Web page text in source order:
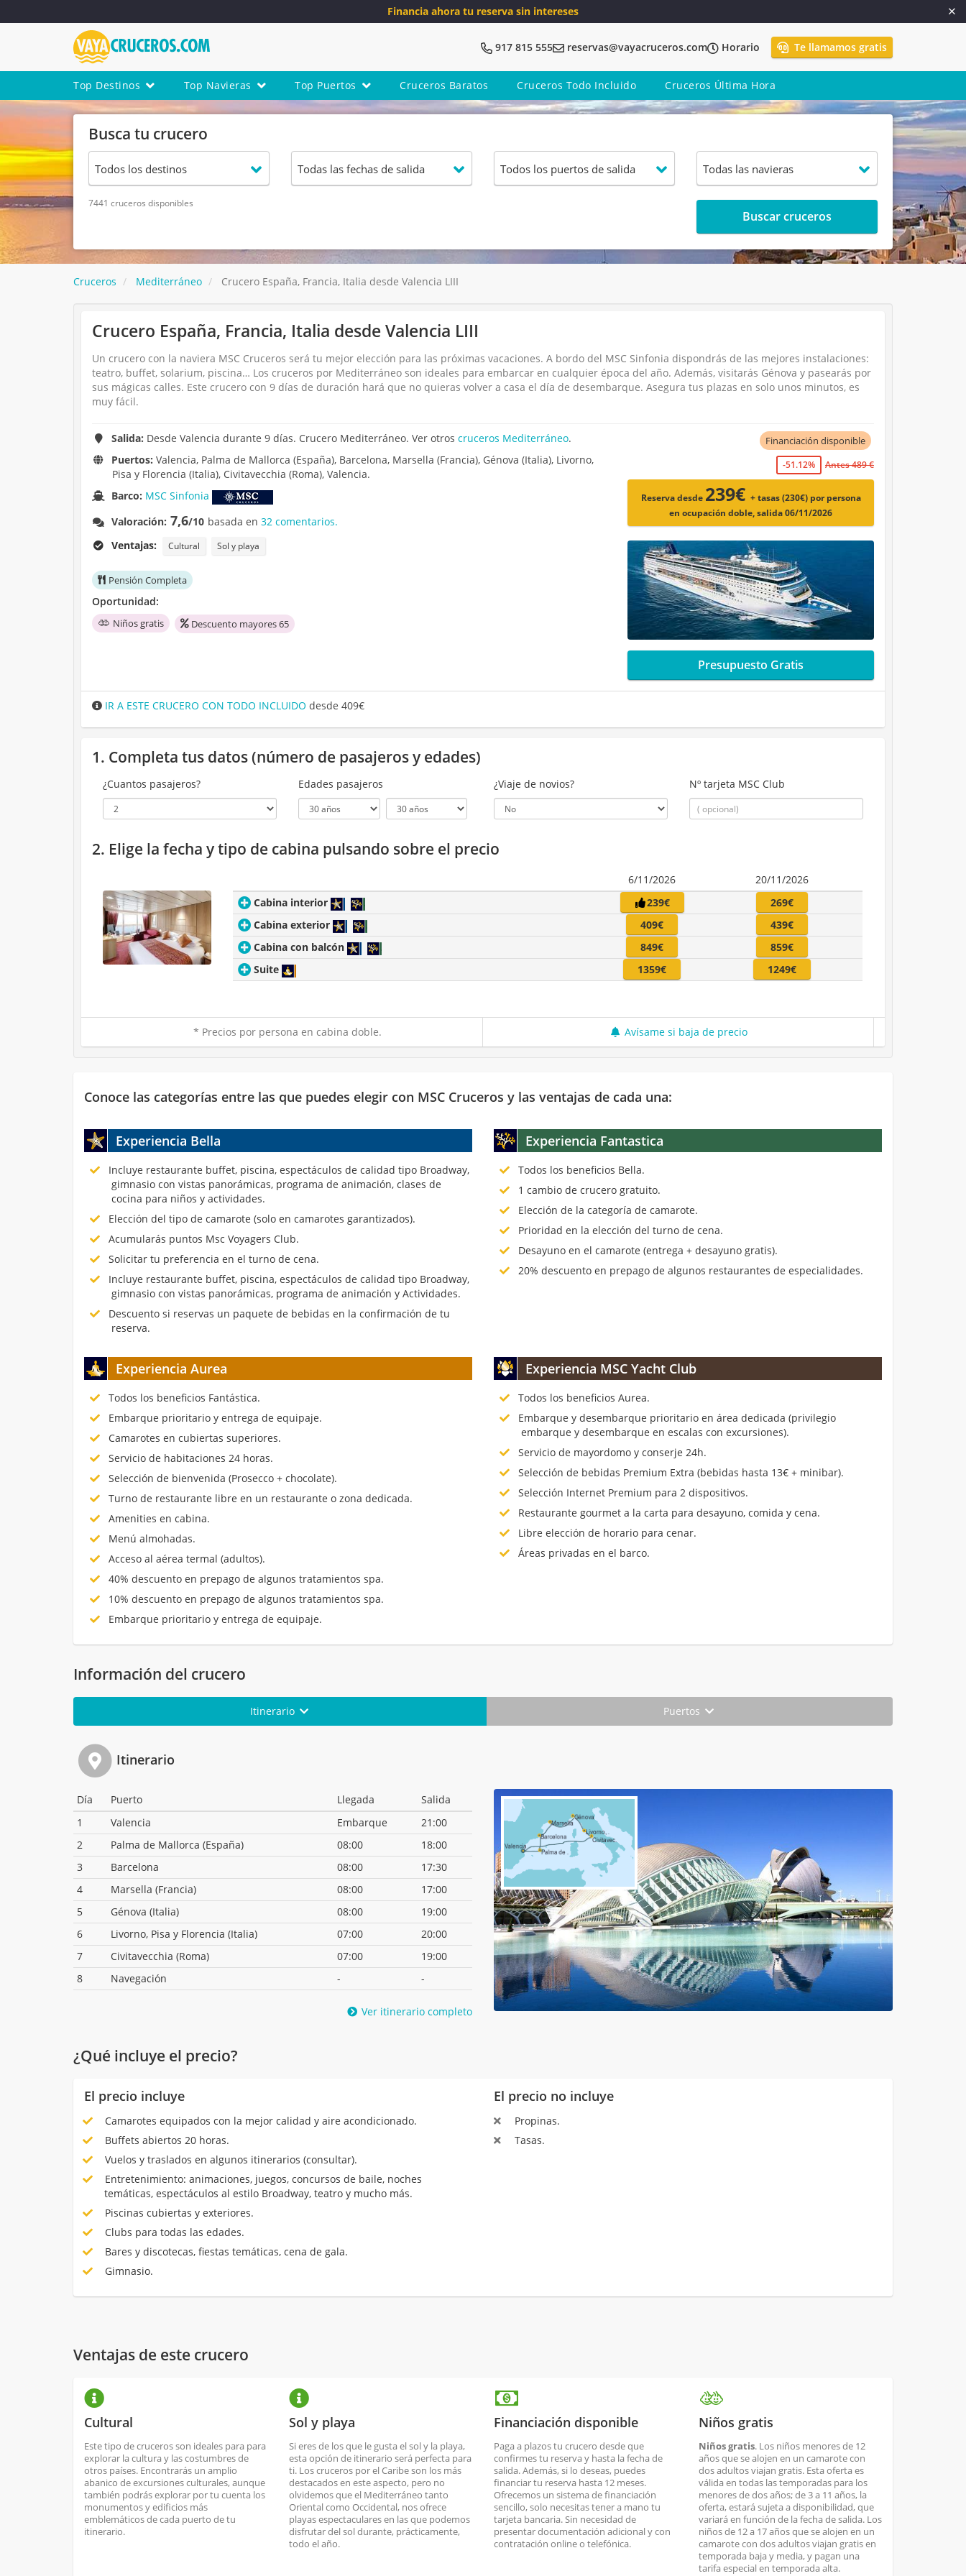
Financia ahora tu reserva sin intereses
917 815 555 reservas@vayacruceros.com Horario Te llamamos gratis
Top Destinos Top Navieras Top Puertos Cruceros Baratos Cruceros Todo Incluido Cruceros Última Hora
Busca tu crucero
7441 cruceros disponibles
Buscar cruceros
Cruceros Mediterráneo Crucero España, Francia, Italia desde Valencia LIII
Crucero España, Francia, Italia desde Valencia LIII
Un crucero con la naviera MSC Cruceros será tu mejor elección para las próximas vacaciones. A bordo del MSC Sinfonia dispondrás de las mejores instalaciones:
teatro, buffet, solarium, piscina… Los cruceros por Mediterráneo son ideales para embarcar en cualquier época del año. Además, visitarás Génova y pasearás por
sus mágicas calles. Este crucero con 9 días de duración hará que no quieras volver a casa el día de desembarque. Asegura tus plazas en solo unos minutos, es
muy fácil.
Salida: Desde Valencia durante 9 días. Crucero Mediterráneo. Ver otroscruceros Mediterráneo.
Puertos: Valencia, Palma de Mallorca (España), Barcelona, Marsella (Francia), Génova (Italia), Livorno,
Pisa y Florencia (Italia), Civitavecchia (Roma), Valencia.
Barco: MSC Sinfonia
Valoración: 7,6/10 basada en32 comentarios.
Ventajas:
Cultural Sol y playa
Pensión Completa
Oportunidad:
Niños gratis Descuento mayores 65
Financiación disponible
-51.12% Antes 489 €
Reserva desde 239€ + tasas (230€) por persona
en ocupación doble, salida 06/11/2026
Presupuesto Gratis
IR A ESTE CRUCERO CON TODO INCLUIDO desde 409€
1. Completa tus datos (número de pasajeros y edades)
¿Cuantos pasajeros? Edades pasajeros ¿Viaje de novios? Nº tarjeta MSC Club
2. Elige la fecha y tipo de cabina pulsando sobre el precio
6/11/2026
20/11/2026
Cabina interior
239€
269€
Cabina exterior
409€
439€
Cabina con balcón
849€
859€
Suite
1359€ 1249€
* Precios por persona en cabina doble. Avísame si baja de precio
Conoce las categorías entre las que puedes elegir con MSC Cruceros y las ventajas de cada una:
Experiencia Bella
Incluye restaurante buffet, piscina, espectáculos de calidad tipo Broadway,
gimnasio con vistas panorámicas, programa de animación, clases de
cocina para niños y actividades.
Elección del tipo de camarote (solo en camarotes garantizados).
Acumularás puntos Msc Voyagers Club.
Solicitar tu preferencia en el turno de cena.
Incluye restaurante buffet, piscina, espectáculos de calidad tipo Broadway,
gimnasio con vistas panorámicas, programa de animación y Actividades.
Descuento si reservas un paquete de bebidas en la confirmación de tu
reserva.
Experiencia Fantastica
Todos los beneficios Bella.
1 cambio de crucero gratuito.
Elección de la categoría de camarote.
Prioridad en la elección del turno de cena.
Desayuno en el camarote (entrega + desayuno gratis).
20% descuento en prepago de algunos restaurantes de especialidades.
Experiencia Aurea
Todos los beneficios Fantástica.
Embarque prioritario y entrega de equipaje.
Camarotes en cubiertas superiores.
Servicio de habitaciones 24 horas.
Selección de bienvenida (Prosecco + chocolate).
Turno de restaurante libre en un restaurante o zona dedicada.
Amenities en cabina.
Menú almohadas.
Acceso al aérea termal (adultos).
40% descuento en prepago de algunos tratamientos spa.
10% descuento en prepago de algunos tratamientos spa.
Embarque prioritario y entrega de equipaje.
Experiencia MSC Yacht Club
Todos los beneficios Aurea.
Embarque y desembarque prioritario en área dedicada (privilegio
embarque y desembarque en escalas con excursiones).
Servicio de mayordomo y conserje 24h.
Selección de bebidas Premium Extra (bebidas hasta 13€ + minibar).
Selección Internet Premium para 2 dispositivos.
Restaurante gourmet a la carta para desayuno, comida y cena.
Libre elección de horario para cenar.
Áreas privadas en el barco.
Información del crucero
Itinerario Puertos
Itinerario
Día Puerto Llegada
Salida
1
Valencia Embarque
21:00
2
Palma de Mallorca (España) 08:00
18:00
3
Barcelona 08:00
17:30
4
Marsella (Francia) 08:00
17:00
5
Génova (Italia) 08:00
19:00
6
Livorno, Pisa y Florencia (Italia) 07:00
20:00
7
Civitavecchia (Roma) 07:00
19:00
8
Navegación - -
Ver itinerario completo
¿Qué incluye el precio?
El precio incluye
Camarotes equipados con la mejor calidad y aire acondicionado.
Buffets abiertos 20 horas.
Vuelos y traslados en algunos itinerarios (consultar).
Entretenimiento: animaciones, juegos, concursos de baile, noches
temáticas, espectáculos al estilo Broadway, teatro y mucho más.
Piscinas cubiertas y exteriores.
Clubs para todas las edades.
Bares y discotecas, fiestas temáticas, cena de gala.
Gimnasio.
El precio no incluye
Propinas.
Tasas.
Ventajas de este crucero
Cultural
Este tipo de cruceros son ideales para para
explorar la cultura y las costumbres de
otros países. Encontrarás un amplio
abanico de excursiones culturales, aunque
también podrás explorar por tu cuenta los
monumentos y edificios más
emblemáticos de cada puerto de tu
itinerario.
Sol y playa
Si eres de los que le gusta el sol y la playa,
esta opción de itinerario será perfecta para
ti. Los cruceros por el Caribe son los más
destacados en este aspecto, pero no
olvidemos que el Mediterráneo tanto
Oriental como Occidental, nos ofrece
playas espectaculares en las que podemos
disfrutar del sol durante, prácticamente,
todo el año.
Financiación disponible
Paga a plazos tu crucero desde que
confirmes tu reserva y hasta la fecha de
salida. Además, si lo deseas, puedes
financiar tu reserva hasta 12 meses.
Ofrecemos un sistema de financiación
sencillo, solo necesitas tener a mano tu
tarjeta bancaria. Sin necesidad de
presentar documentación adicional y con
contratación online o telefónica.
Niños gratis
Niños gratis. Los niños menores de 12
años que se alojen en un camarote con
dos adultos viajan gratis. Esta oferta es
válida en todas las temporadas para los
menores de dos años; de 3 a 11 años, la
oferta, estará sujeta a disponibilidad, que
variará en función de la fecha de salida. Los
niños de 12 a 17 años que se alojen en un
camarote con dos adultos viajan gratis en
temporada baja y media, y pagan una
tarifa especial en temporada alta.